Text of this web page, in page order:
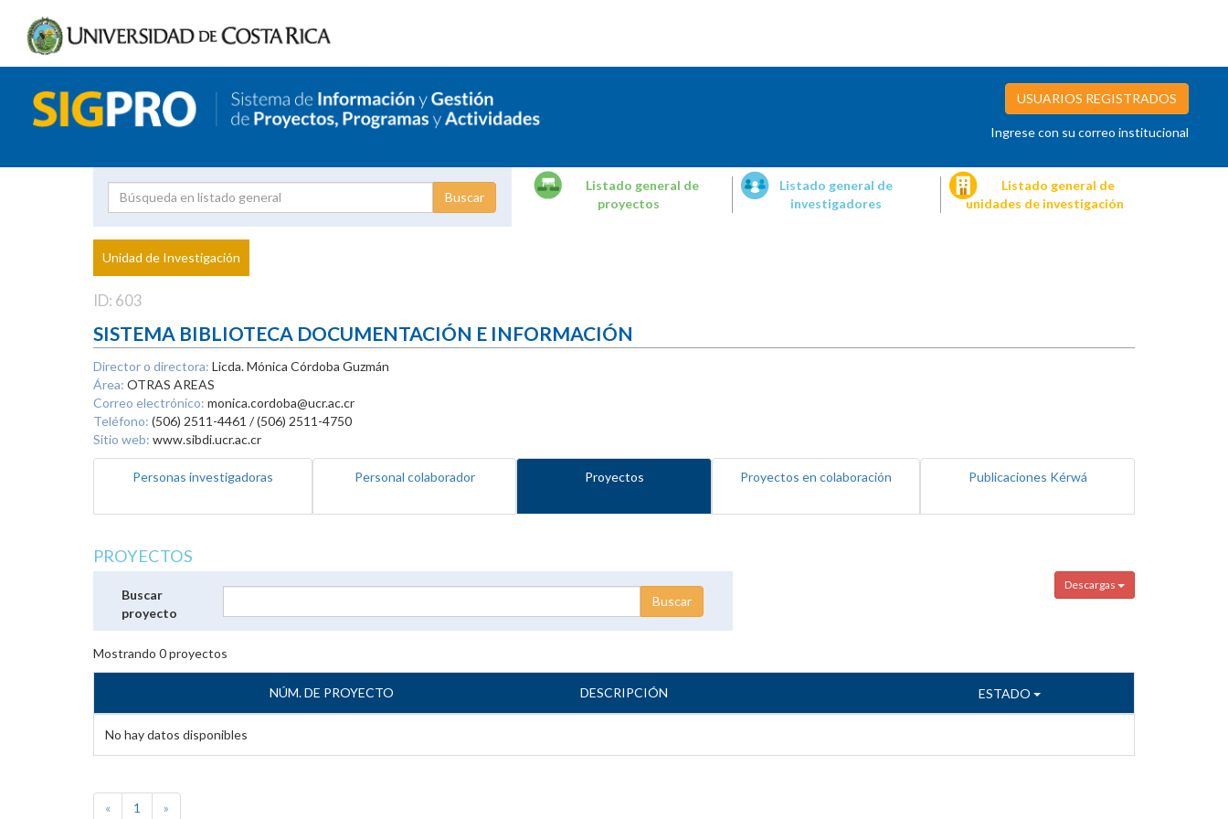
USUARIOS REGISTRADOS
Ingrese con su correo institucional
Proyecto
Investigador
Listado general de
proyectos
Listado general de
investigadores
Listado general de
unidades de investigación
Unidad de Investigación
ID: 603
SISTEMA BIBLIOTECA DOCUMENTACIÓN E INFORMACIÓN
Director o directora: Licda. Mónica Córdoba Guzmán
Área: OTRAS AREAS
Correo electrónico: monica.cordoba@ucr.ac.cr
Teléfono: (506) 2511-4461 / (506) 2511-4750
Sitio web: www.sibdi.ucr.ac.cr
Personas investigadoras Personal colaborador Proyectos Proyectos en colaboración Publicaciones Kérwá
PROYECTOS
Descargas
Buscar
proyecto
Mostrando 0proyectos
NÚM. DE PROYECTO DESCRIPCIÓN ESTADO
No hay datos disponibles
« 1 »